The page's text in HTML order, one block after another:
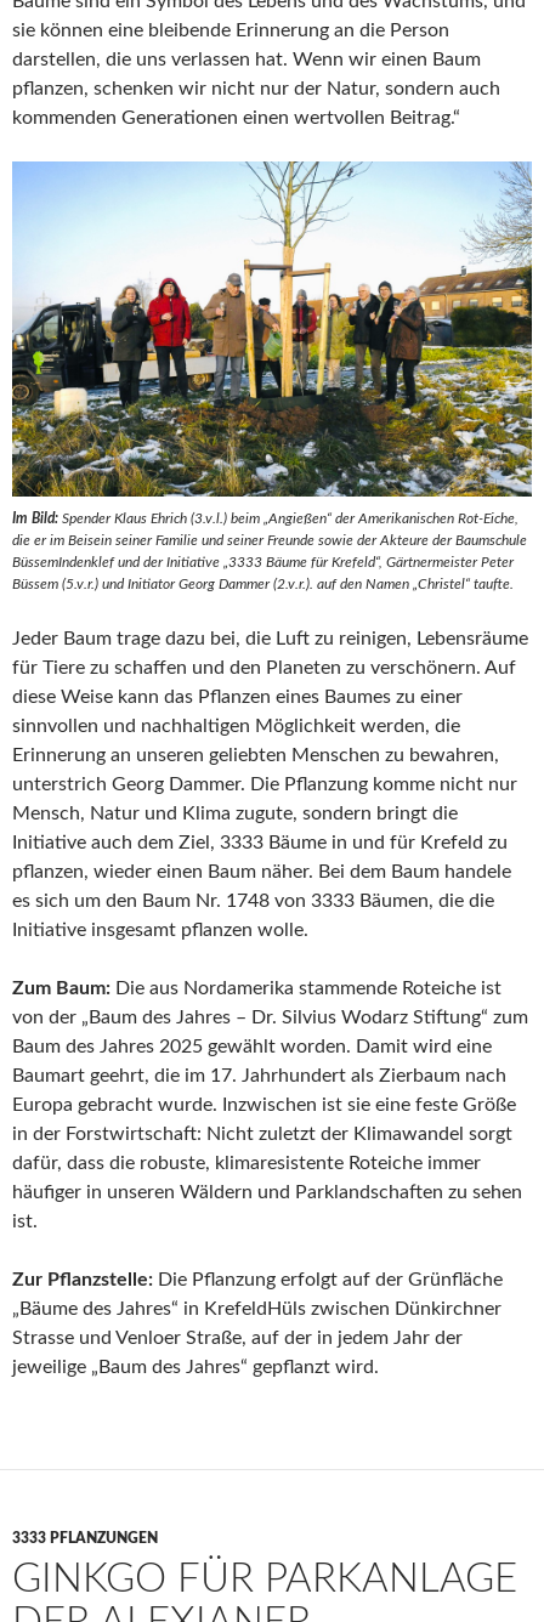
sie können eine bleibende Erinnerung an die Person
darstellen, die uns verlassen hat. Wenn wir einen Baum
pflanzen, schenken wir nicht nur der Natur, sondern auch
kommenden Generationen einen wertvollen Beitrag.“
Im Bild: Spender Klaus Ehrich (3.v.l.) beim „Angießen“ der Amerikanischen Rot-Eiche,
die er im Beisein seiner Familie und seiner Freunde sowie der Akteure der Baumschule
BüssemIndenklef und der Initiative „3333 Bäume für Krefeld“, Gärtnermeister Peter
Büssem (5.v.r.) und Initiator Georg Dammer (2.v.r.). auf den Namen „Christel“ taufte.
Jeder Baum trage dazu bei, die Luft zu reinigen, Lebensräume
für Tiere zu schaffen und den Planeten zu verschönern. Auf
diese Weise kann das Pflanzen eines Baumes zu einer
sinnvollen und nachhaltigen Möglichkeit werden, die
Erinnerung an unseren geliebten Menschen zu bewahren,
unterstrich Georg Dammer. Die Pflanzung komme nicht nur
Mensch, Natur und Klima zugute, sondern bringt die
Initiative auch dem Ziel, 3333 Bäume in und für Krefeld zu
pflanzen, wieder einen Baum näher. Bei dem Baum handele
es sich um den Baum Nr. 1748 von 3333 Bäumen, die die
Initiative insgesamt pflanzen wolle.
Zum Baum: Die aus Nordamerika stammende Roteiche ist
von der „Baum des Jahres – Dr. Silvius Wodarz Stiftung“ zum
Baum des Jahres 2025 gewählt worden. Damit wird eine
Baumart geehrt, die im 17. Jahrhundert als Zierbaum nach
Europa gebracht wurde. Inzwischen ist sie eine feste Größe
in der Forstwirtschaft: Nicht zuletzt der Klimawandel sorgt
dafür, dass die robuste, klimaresistente Roteiche immer
häufiger in unseren Wäldern und Parklandschaften zu sehen
ist.
Zur Pflanzstelle: Die Pflanzung erfolgt auf der Grünfläche
„Bäume des Jahres“ in KrefeldHüls zwischen Dünkirchner
Strasse und Venloer Straße, auf der in jedem Jahr der
jeweilige „Baum des Jahres“ gepflanzt wird.
3333 PFLANZUNGEN
GINKGO FÜR PARKANLAGE